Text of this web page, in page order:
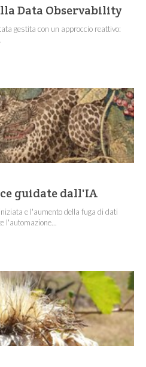
Data Observability
gestita con un approccio reattivo:
guidate dall'IA
e l'aumento della fuga di dati